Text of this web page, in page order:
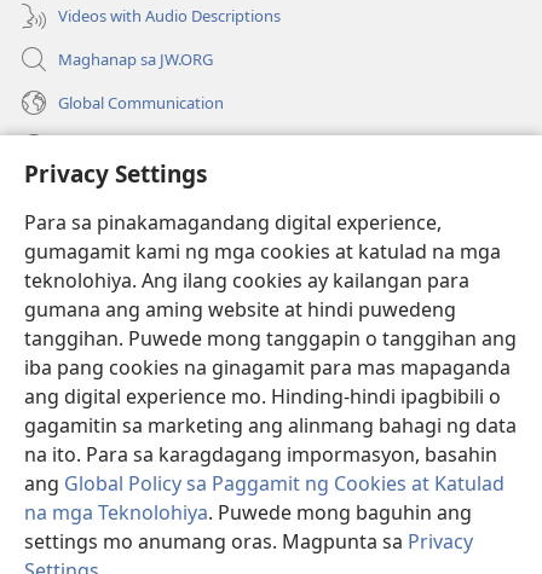
Privacy Settings
Para sa pinakamagandang digital experience,
gumagamit kami ng mga cookies at katulad na mga
teknolohiya. Ang ilang cookies ay kailangan para
gumana ang aming website at hindi puwedeng
tanggihan. Puwede mong tanggapin o tanggihan ang
iba pang cookies na ginagamit para mas mapaganda
ang digital experience mo. Hinding-hindi ipagbibili o
gagamitin sa marketing ang alinmang bahagi ng data
na ito. Para sa karagdagang impormasyon, basahin
ang Global Policy sa Paggamit ng Cookies at Katulad
na mga Teknolohiya. Puwede mong baguhin ang
settings mo anumang oras. Magpunta sa Privacy
Videos with Audio Descriptions
Maghanap sa JW.ORG
Global Communication
(may
na
bagong
window)
Watchtower ONLINE LIBRARY™
(may
bubukas
na
bagong
window)
JW Hub ®
(may
bubukas
bagong
window)
JW Library ®
Watchtower Library®
Copyright